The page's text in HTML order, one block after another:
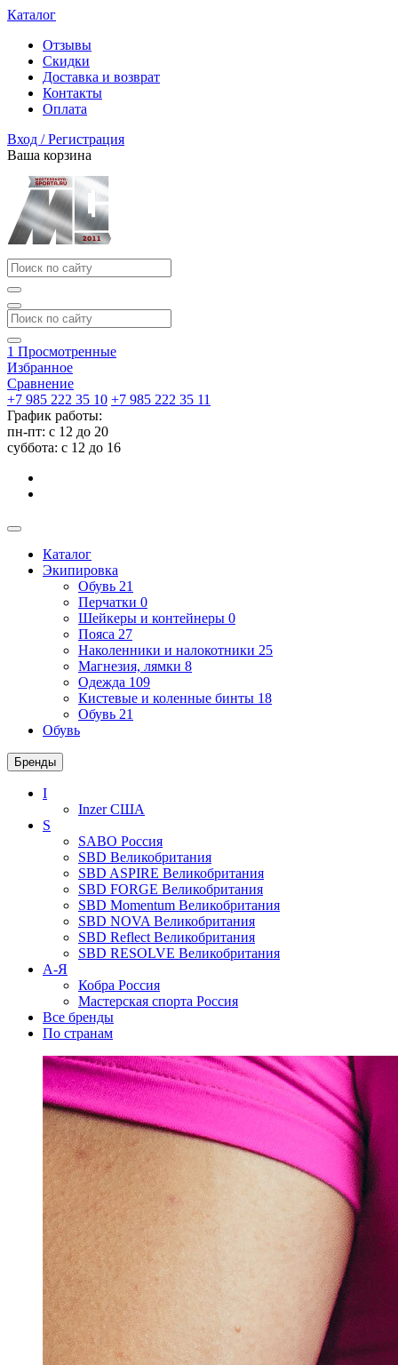
Каталог
Отзывы
Скидки
Доставка и возврат
Контакты
Оплата
Вход / Регистрация
Ваша корзина
1 Просмотренные
Избранное
Сравнение
+7 985 222 35 10 +7 985 222 35 11
График работы:
пн-пт: с 12 до 20
суббота: c 12 до 16
Каталог
Экипировка
Обувь 21
Перчатки 0
Шейкеры и контейнеры 0
Пояса 27
Наколенники и налокотники 25
Магнезия, лямки 8
Одежда 109
Кистевые и коленные бинты 18
Обувь 21
Обувь
Бренды
I
InzerСША
S
SABO Россия
SBD Великобритания
SBD ASPIRE Великобритания
SBD FORGE Великобритания
SBD Momentum Великобритания
SBD NOVA Великобритания
SBD Reflect Великобритания
SBD RESOLVE Великобритания
А-Я
Кобра Россия
Мастерская спорта Россия
Все бренды
По странам